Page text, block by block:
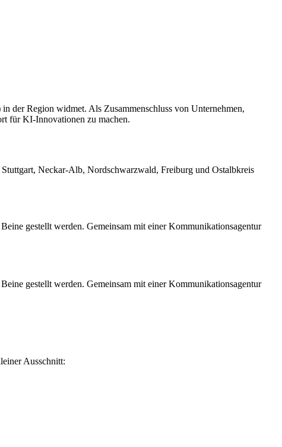
der Region widmet. Als Zusammenschluss von Unternehmen,
für KI-Innovationen zu machen.
Neckar-Alb, Nordschwarzwald, Freiburg und Ostalbkreis
gestellt werden. Gemeinsam mit einer Kommunikationsagentur
gestellt werden. Gemeinsam mit einer Kommunikationsagentur
Ausschnitt: